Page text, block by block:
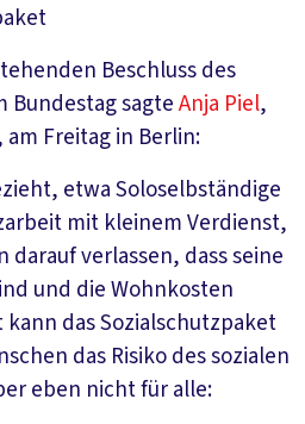
Beschluss des
Bundestag sagteAnja Piel,
Freitag in Berlin:
etwa Soloselbständige
mit kleinem Verdienst,
verlassen, dass seine
und die Wohnkosten
das Sozialschutzpaket
das Risiko des sozialen
eben nicht für alle: